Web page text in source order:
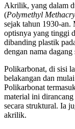
Akrilik, yang dalam
(Polymethyl
sejak tahun 1930-an.
optisnya yang tinggi
dibanding plastik
dengan nama
Polikarbonat, di sisi
belakangan dan
Polikarbonat
material ini
secara struktural. Ia
akrilik.